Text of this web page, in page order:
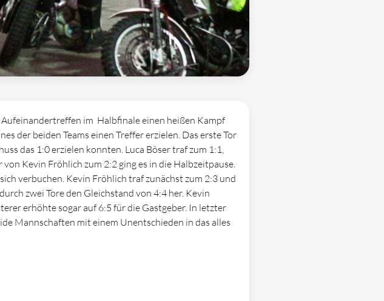
im Halbfinale einen heißen Kampf
der beiden Teams einen Treffer erzielen. Das erste Tor
das 1:0 erzielen konnten. Luca Böser traf zum 1:1,
Kevin Fröhlich zum 2:2 ging es in die Halbzeitpause.
verbuchen. Kevin Fröhlich traf zunächst zum 2:3 und
zwei Tore den Gleichstand von 4:4 her. Kevin
erhöhte sogar auf 6:5 für die Gastgeber. In letzter
Mannschaften mit einem Unentschieden in das alles